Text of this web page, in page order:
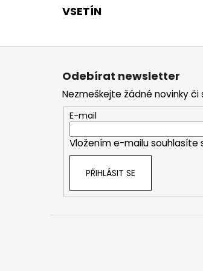
VSETÍN
Z
Odebírat newsletter
Nezmeškejte žádné novinky či
E-mail
Vložením e-mailu souhlasíte
PŘIHLÁSIT SE